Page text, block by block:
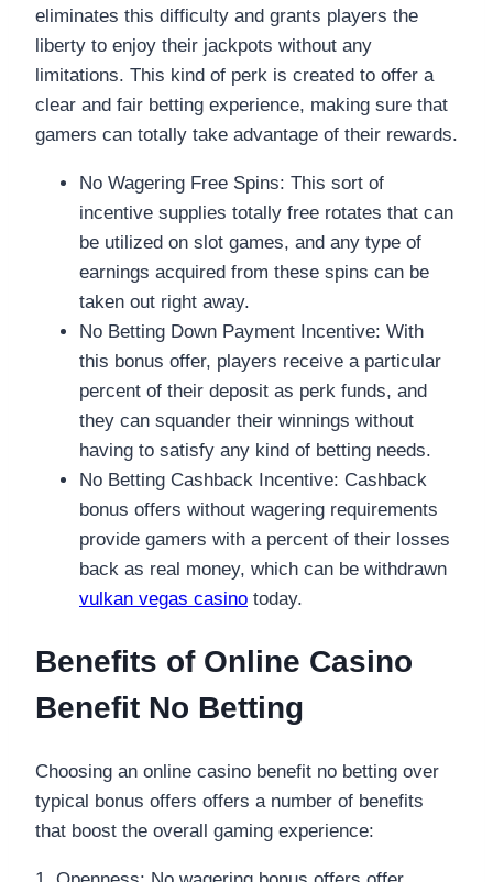
eliminates this difficulty and grants players the
liberty to enjoy their jackpots without any
limitations. This kind of perk is created to offer a
clear and fair betting experience, making sure that
gamers can totally take advantage of their rewards.
No Wagering Free Spins: This sort of
incentive supplies totally free rotates that can
be utilized on slot games, and any type of
earnings acquired from these spins can be
taken out right away.
No Betting Down Payment Incentive: With
this bonus offer, players receive a particular
percent of their deposit as perk funds, and
they can squander their winnings without
having to satisfy any kind of betting needs.
No Betting Cashback Incentive: Cashback
bonus offers without wagering requirements
provide gamers with a percent of their losses
back as real money, which can be withdrawn
vulkan vegas casino today.
Benefits of Online Casino
Benefit No Betting
Choosing an online casino benefit no betting over
typical bonus offers offers a number of benefits
that boost the overall gaming experience: